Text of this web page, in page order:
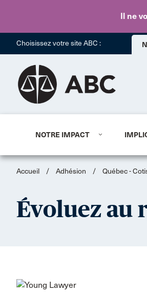
Il ne
Choisissez votre site ABC :
NOTRE IMPACT
Accueil / Adhésion / Québec -
Évoluez au